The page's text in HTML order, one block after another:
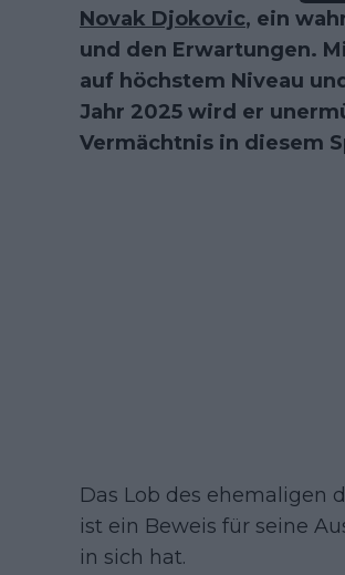
Novak Djokovic, ein
und den Erwartungen.
auf höchstem Niveau
Jahr 2025 wird er
Vermächtnis in diesem
Das Lob des ehemaligen
ist ein Beweis für seine
in sich hat.